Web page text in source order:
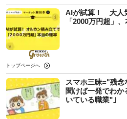
AIが試算！ 大人
「2000万円超」
トップページへ
スマホ三昧="残
聞けば一発でわ
いている職業"｣